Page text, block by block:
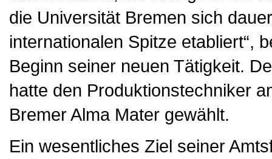
die Universität Bremen sich
internationalen Spitze etabliert“,
Beginn seiner neuen Tätigkeit.
hatte den Produktionstechniker
Bremer Alma Mater gewählt.
Ein wesentliches Ziel seiner